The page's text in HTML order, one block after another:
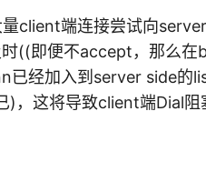
client端连接尝试向
((即便不accept，那么在
经加入到server side的
，这将导致client端Dial阻